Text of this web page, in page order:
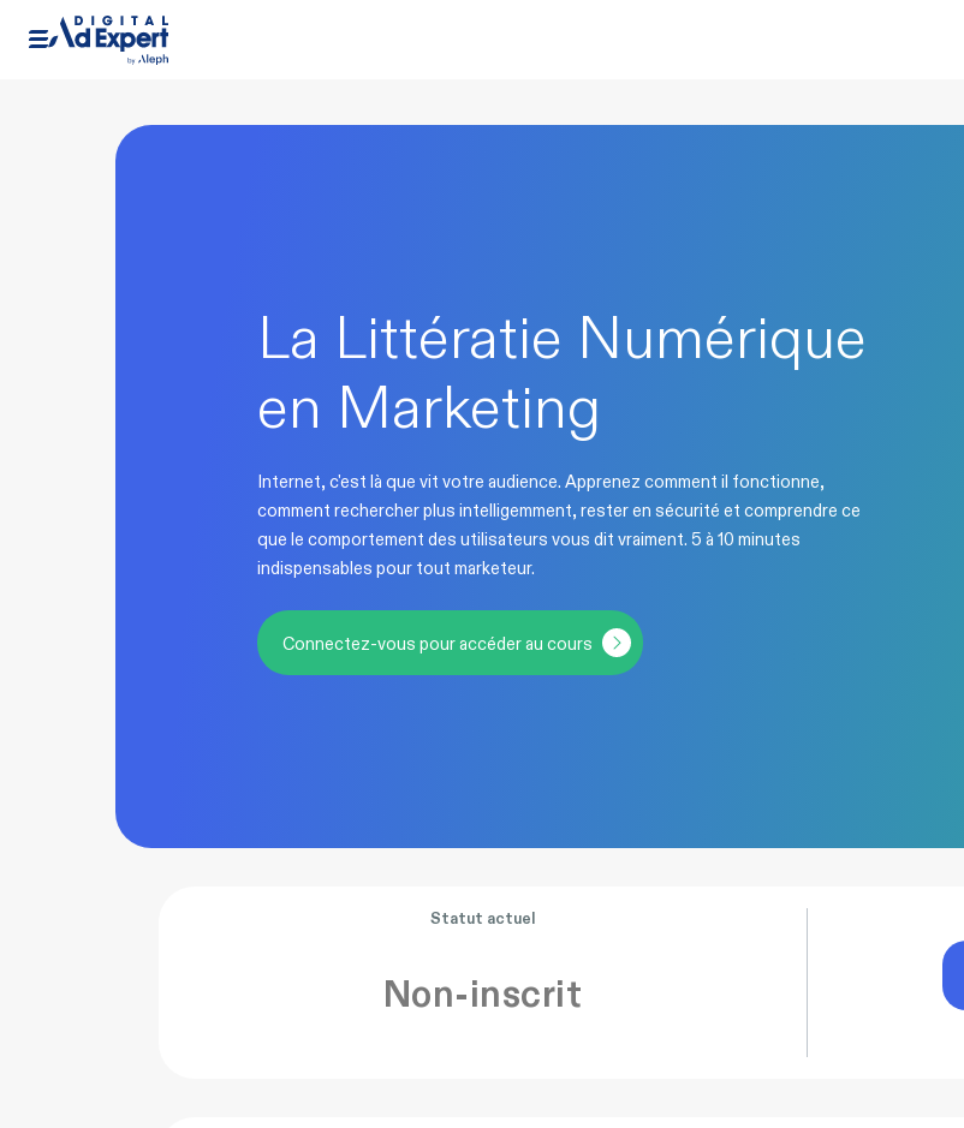
La Littératie Numérique
en Marketing
Internet, c'est là que vit votre audience. Apprenez comment il fonctionne,
comment rechercher plus intelligemment, rester en sécurité et comprendre ce
que le comportement des utilisateurs vous dit vraiment. 5 à 10 minutes
indispensables pour tout marketeur.
Connectez-vous pour accéder au cours
Statut actuel
Non-inscrit